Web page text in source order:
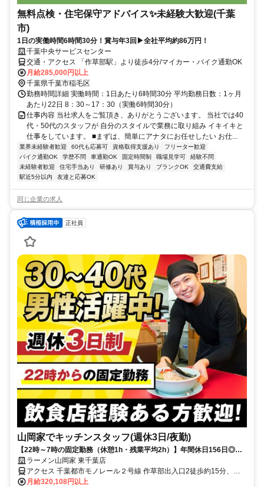
無料点検・住宅保守アドバイス✨未経験大歓迎(千葉
市)
1日の実働時間6時間30分！賞与年3回▶全社平均約86万円！
千葉中央サービスセンター
交通・アクセス 「作草部駅」より徒歩4分/マイカー・バイク通勤OK
月給285,000円以上
千葉県千葉市稲毛区
勤務時間詳細 実働時間：1日あたり6時間30分 平均勤務日数：1ヶ月
あたり22日 8：30～17：30（実働6時間30分）
仕事内容 当社求人をご覧頂き、ありがとうございます。 当社では40
代・50代のスタッフが 自分のスタイルで業務に取り組み イキイキと
仕事をしています。 ■まずは、簡単にアナタにお任せしたい お仕...
業界未経験者歓迎 60代も応募可 資格取得支援あり
フリーター歓迎
バイク通勤OK
学歴不問 車通勤OK 固定時間制 職場見学可
経験不問
未経験者歓迎
住宅手当あり 研修あり 賞与あり ブランクOK
交通費支給
駅近5分以内
友達と応募OK
同じ企業の求人
正社員
山岡家でキッチンスタッフ(週休3日/夜勤)
【22時～7時の固定勤務（休憩1h・残業平均2h）】年間休日156日◎初
月から月収32万円！
ラーメン山岡家 東千葉店
アクセス 千葉都市モノレール２号線 作草部出入口2徒歩約15分、Ｊ
Ｒ総武本線 東千葉北口徒歩約18分、千葉都市モノレール２号線 千葉
月給320,108円以上